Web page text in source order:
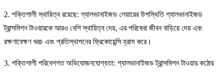
2. শক্তিশালী স্থায়িত্ব রয়েছে: গ্যালভানাইজড লেয়ারের উপস্থিতি গ্যালভানাইজড
ট্রান্সমিশন টাওয়ারকে আরও বেশি স্থায়িত্ব দেয়, এর পরিষেবা জীবন বাড়িয়ে দেয় এবং
রক্ষণাবেক্ষণ খরচ এবং প্রতিস্থাপনের ফ্রিকোয়েন্সি হ্রাস করে।
3. শক্তিশালী পরিবেশগত অভিযোজনযোগ্যতা: গ্যালভানাইজড ট্রান্সমিশন টাওয়ার কঠোর